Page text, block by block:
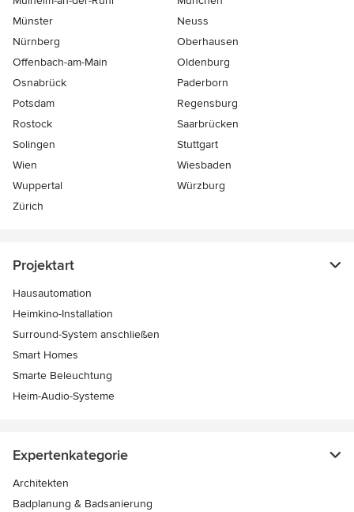
Münster
Neuss
Nürnberg
Oberhausen
Offenbach-am-Main
Oldenburg
Osnabrück
Paderborn
Potsdam
Regensburg
Rostock
Saarbrücken
Solingen
Stuttgart
Wien
Wiesbaden
Wuppertal
Würzburg
Zürich
Projektart
Hausautomation
Heimkino-Installation
Surround-System anschließen
Smart Homes
Smarte Beleuchtung
Heim-Audio-Systeme
Expertenkategorie
Architekten
Badplanung & Badsanierung